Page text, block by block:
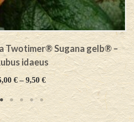
Twotimer® Sugana gelb® –
idaeus
€ –9,50€